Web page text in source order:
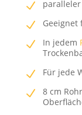
Geeignet
In jedem
Für jede
8 cm